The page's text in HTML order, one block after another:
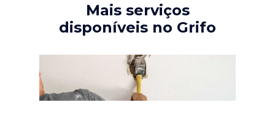
Mais serviços
disponíveis no Grifo